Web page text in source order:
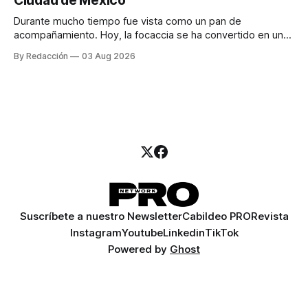
llamadas y mensajes, y —con suerte— una persona
Durante mucho tiempo fue vista como un pan de
acompañamiento. Hoy, la focaccia se ha convertido en uno
artesanal, ingredientes de calidad y experiencias que
By Redacción 03 Aug 2026
Suscríbete a nuestro NewsletterCabildeo PRORevista
InstagramYoutubeLinkedinTikTok
Powered by Ghost